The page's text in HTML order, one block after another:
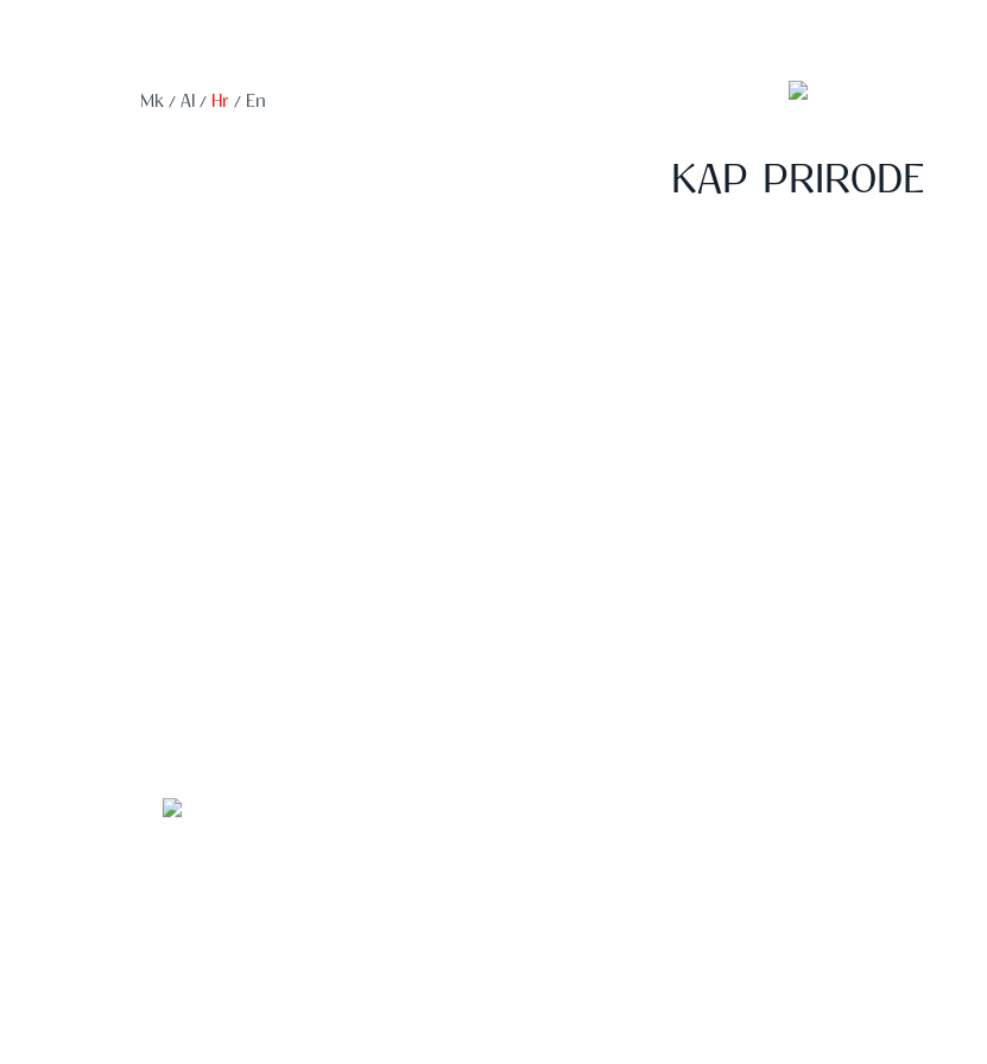
Mk / Al / Hr / En
KAP PRIRODE